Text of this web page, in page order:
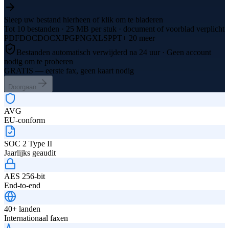
Sleep uw bestand hierheen of klik om te bladeren
Tot 10 bestanden · 25 MB per stuk · document of voorblad verplicht
PDFDOCDOCXJPGPNGXLSPPT+ 20 meer
Bestanden automatisch verwijderd na 24 uur · Geen account
nodig om te proberen
GRATIS — eerste fax, geen kaart nodig
Doorgaan
AVG
EU-conform
SOC 2 Type II
Jaarlijks geaudit
AES 256-bit
End-to-end
40+ landen
Internationaal faxen